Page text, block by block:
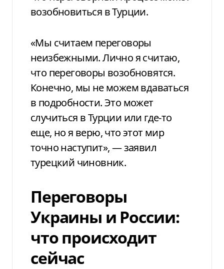
возобновиться в Турции.
«Мы считаем переговоры
неизбежными. Лично я считаю,
что переговоры возобновятся.
Конечно, мы не можем вдаваться
в подробности. Это может
случиться в Турции или где-то
еще, но я верю, что этот мир
точно наступит», — заявил
турецкий чиновник.
Переговоры
Украины и России:
что происходит
сейчас